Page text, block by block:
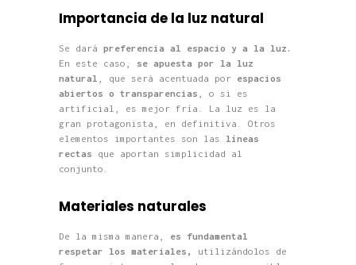
Importancia de la luz natural
Se dará preferencia al espacio y a la luz.
En este caso, se apuesta por la luz
natural
, que será acentuada por espacios
abiertos o transparencias , o si es
artificial, es mejor fría. La luz es la
gran protagonista, en definitiva. Otros
elementos importantes son las líneas
rectas que aportan simplicidad al
conjunto.
Materiales naturales
De la misma manera, es fundamental
respetar los materiales,
utilizándolos de